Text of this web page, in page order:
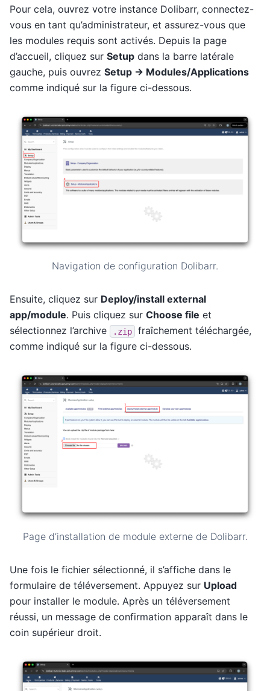
Pour cela, ouvrez votre instance Dolibarr, connectez-
vous en tant qu’administrateur, et assurez-vous que
les modules requis sont activés. Depuis la page
d’accueil, cliquez sur Setup dans la barre latérale
gauche, puis ouvrez Setup -> Modules/Applications
comme indiqué sur la figure ci-dessous.
Navigation de configuration Dolibarr.
Ensuite, cliquez sur Deploy/install external
app/module. Puis cliquez sur Choose file et
sélectionnez l’archive
.zip
fraîchement téléchargée,
comme indiqué sur la figure ci-dessous.
Page d’installation de module externe de Dolibarr.
Une fois le fichier sélectionné, il s’affiche dans le
formulaire de téléversement. Appuyez sur Upload
pour installer le module. Après un téléversement
réussi, un message de confirmation apparaît dans le
coin supérieur droit.